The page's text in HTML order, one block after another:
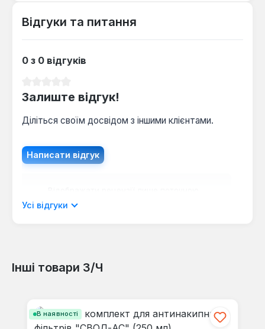
котла. Експлуатація можлива лише в системах, що
Відгуки та питання
0 з 0 відгуків
Залиште відгук!
Діліться своїм досвідом з іншими клієнтами.
Написати відгук
мовою.
Відгуків не знайдено. Поділіться
Усі відгуки
Інші товари З/Ч
В наявності